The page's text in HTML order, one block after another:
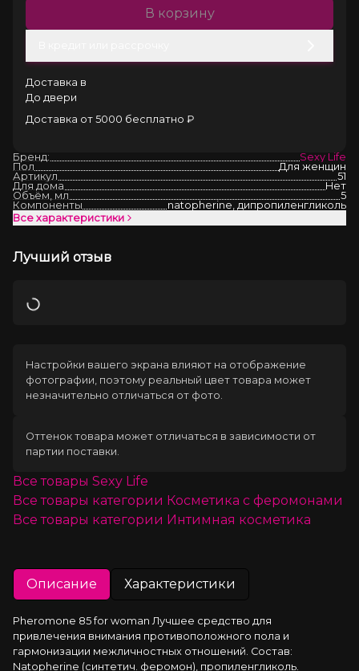
В корзину
Доставка в
До двери
Доставка от 5000 бесплатно ₽
Бренд:
Sexy Life
Пол
Для женщин
Артикул
51
Для дома
Нет
Объём, мл
5
Компоненты
natopherine, дипропиленгликоль
Все характеристики
Лучший отзыв
Загрузка
Настройки вашего экрана влияют на отображение
фотографии, поэтому реальный цвет товара может
незначительно отличаться от фото.
Оттенок товара может отличаться в зависимости от
партии поставки.
Все товары Sexy Life
Все товары категории Косметика с феромонами
Все товары категории Интимная косметика
Описание Характеристики
Pheromone 85 for woman Лучшее средство для
привлечения внимания противоположного пола и
гармонизации межличностных отношений. Состав:
Natopherine (синтетич. феромон), пропиленгликоль.